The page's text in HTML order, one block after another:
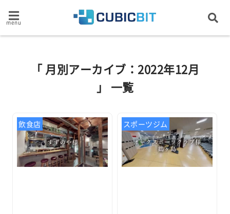
menu
「 月別アーカイブ：2022年12月
」 一覧
飲食店 スポーツジム